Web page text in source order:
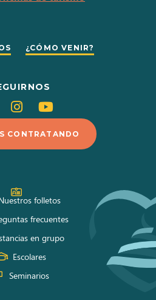
¿CÓMO VENIR?
SiganosSiganos
en
Instagram
Siganos
en
Youtube
CONTRATANDO
folletos
frecuentes
en grupo
Escolares
Seminarios